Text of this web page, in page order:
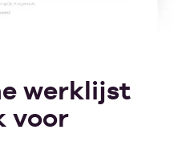
werklijst
voor